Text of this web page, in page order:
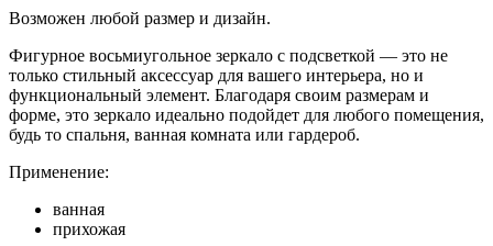
Возможен любой размер и дизайн.
Фигурное восьмиугольное зеркало с подсветкой — это не
только стильный аксессуар для вашего интерьера, но и
функциональный элемент. Благодаря своим размерам и
форме, это зеркало идеально подойдет для любого помещения,
будь то спальня, ванная комната или гардероб.
Применение:
ванная
прихожая